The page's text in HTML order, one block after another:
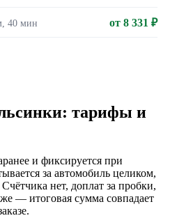
40 мин от 8 331 ₽
тарифы и
и фиксируется при
за автомобиль целиком,
нет, доплат за пробки,
— итоговая сумма совпадает